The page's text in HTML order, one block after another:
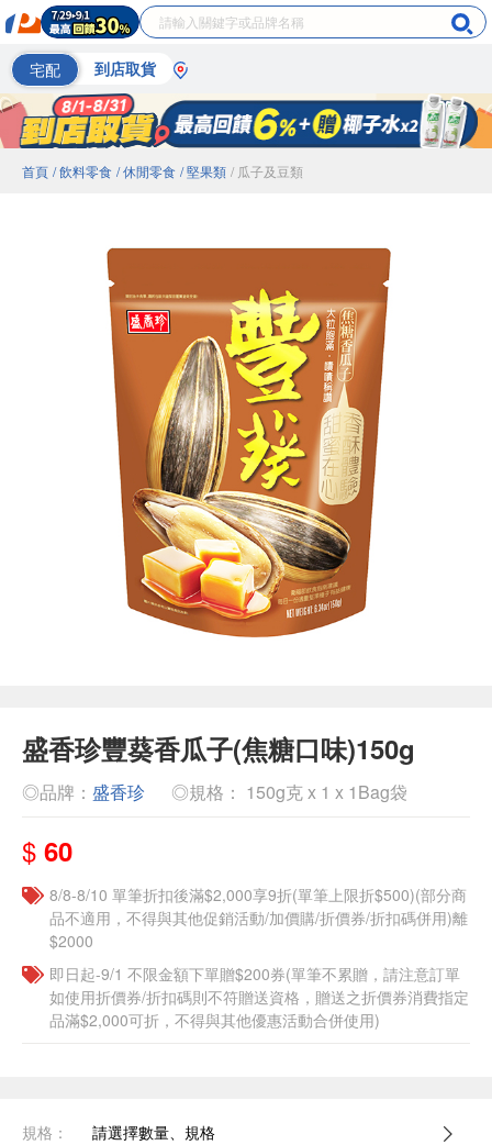
宅配 到店取貨
首頁 / 飲料零食 / 休閒零食 / 堅果類 / 瓜子及豆類
盛香珍豐葵香瓜子(焦糖口味)150g
◎品牌： 盛香珍 ◎規格： 150g克 x 1 x 1Bag袋
$ 60
8/8-8/10 單筆折扣後滿$2,000享9折(單筆上限折$500)(部分商
品不適用，不得與其他促銷活動/加價購/折價券/折扣碼併用)離
$2000
即日起-9/1 不限金額下單贈$200券(單筆不累贈，請注意訂單
如使用折價券/折扣碼則不符贈送資格，贈送之折價券消費指定
品滿$2,000可折，不得與其他優惠活動合併使用)
規格： 請選擇數量、規格